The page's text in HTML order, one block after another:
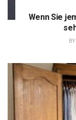
Wenn Sie
BY